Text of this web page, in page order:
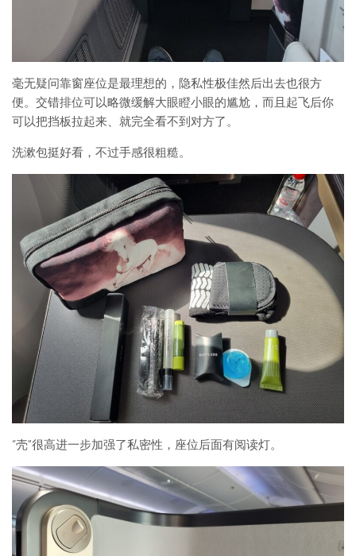
毫无疑问靠窗座位是最理想的，隐私性极佳然后出去也很方
便。交错排位可以略微缓解大眼瞪小眼的尴尬，而且起飞后你
可以把挡板拉起来、就完全看不到对方了。
洗漱包挺好看，不过手感很粗糙。
“壳”很高进一步加强了私密性，座位后面有阅读灯。